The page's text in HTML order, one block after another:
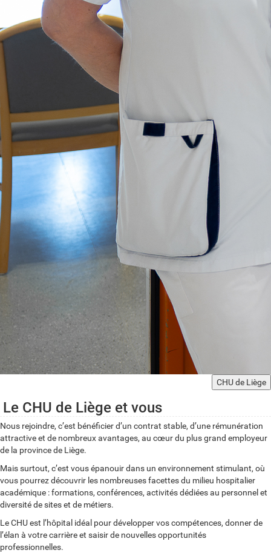
CHU de Liège
Le CHU de Liège et vous
Nous rejoindre, c’est bénéficier d’un contrat stable, d’une rémunération
attractive et de nombreux avantages, au cœur du plus grand employeur
de la province de Liège.
Mais surtout, c’est vous épanouir dans un environnement stimulant, où
vous pourrez découvrir les nombreuses facettes du milieu hospitalier
académique : formations, conférences, activités dédiées au personnel et
diversité de sites et de métiers.
Le CHU est l’hôpital idéal pour développer vos compétences, donner de
l’élan à votre carrière et saisir de nouvelles opportunités
professionnelles.